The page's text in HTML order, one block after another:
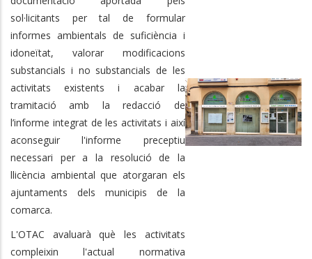
sol·licitants per tal de formular
informes ambientals de suficiència i
idoneïtat, valorar modificacions
substancials i no substancials de les
activitats existents i acabar la
tramitació amb la redacció de
l’informe integrat de les activitats i així
aconseguir l'informe preceptiu
necessari per a la resolució de la
llicència ambiental que atorgaran els
ajuntaments dels municipis de la
comarca.
L'OTAC avaluarà què les activitats
compleixin l'actual normativa